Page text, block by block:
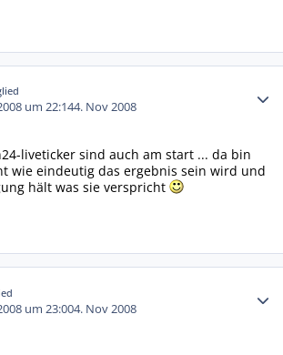
um 22:144. Nov 2008
liveticker sind auch am start ... da bin
wie eindeutig das ergebnis sein wird und
hält was sie verspricht
um 23:004. Nov 2008